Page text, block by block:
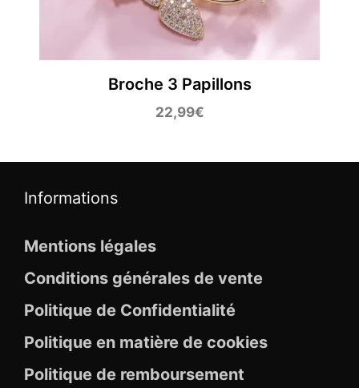
Broche 3 Papillons
22,99€
Informations
Mentions légales
Conditions générales de vente
Politique de Confidentialité
Politique en matière de cookies
Politique de remboursement